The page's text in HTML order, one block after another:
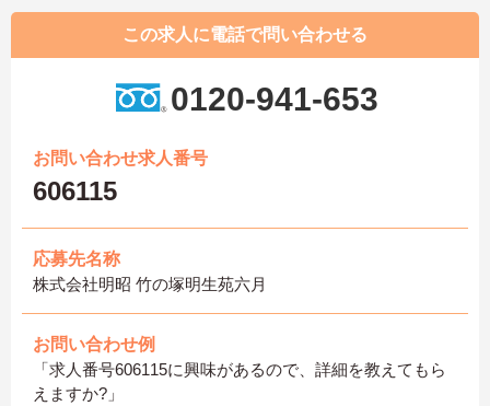
この求人に電話で問い合わせる
0120-941-653
お問い合わせ求人番号
606115
応募先名称
株式会社明昭 竹の塚明生苑六月
お問い合わせ例
「求人番号606115に興味があるので、詳細を教えてもら
えますか?」